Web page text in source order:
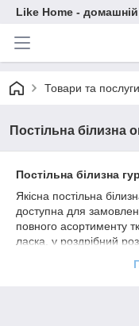
Like Home -
Товари та послуги
Постільна білизна
Постільна білизна
Якісна постільна
доступна для
повного асортименту
ласка, у роздрібний
гуртова ціна вказана